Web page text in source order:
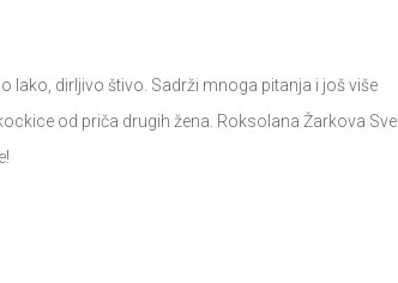
lako, dirljivo štivo. Sadrži mnoga pitanja i još više
od priča drugih žena. Roksolana Žarkova Sve